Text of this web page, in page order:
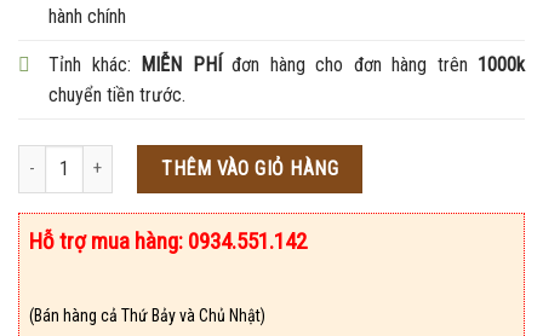
hành chính
Tỉnh khác: MIỄN PHÍđơn hàng cho đơn hàng trên 1000k
chuyển tiền trước.
Số lượng THÊM VÀO GIỎ HÀNG
Hỗ trợ mua hàng: 0934.551.142
(Bán hàng cả Thứ Bảy và Chủ Nhật)